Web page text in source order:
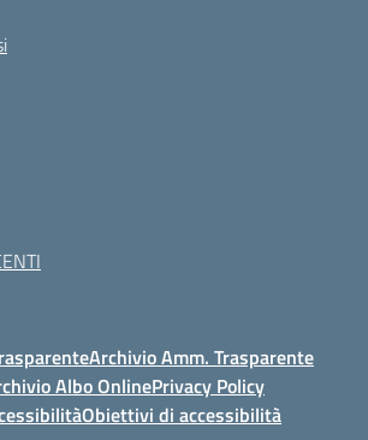
Archivio Amm. Trasparente
Albo OnlinePrivacy Policy
Obiettivi di accessibilità